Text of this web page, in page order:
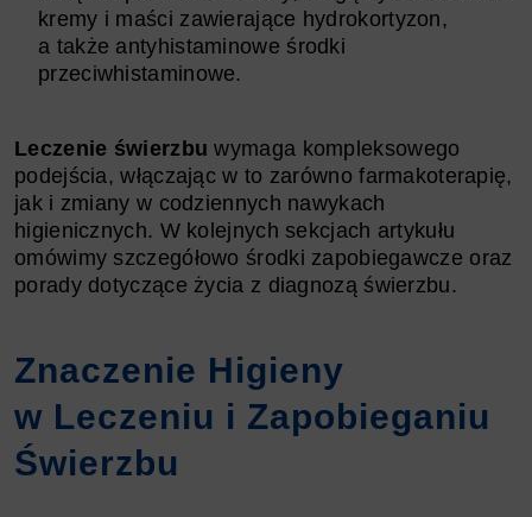
kremy i maści zawierające hydrokortyzon,
a także antyhistaminowe środki
przeciwhistaminowe.
Leczenie świerzbu wymaga kompleksowego
podejścia, włączając w to zarówno farmakoterapię,
jak i zmiany w codziennych nawykach
higienicznych. W kolejnych sekcjach artykułu
omówimy szczegółowo środki zapobiegawcze oraz
porady dotyczące życia z diagnozą świerzbu.
Znaczenie Higieny
w Leczeniu i Zapobieganiu
Świerzbu